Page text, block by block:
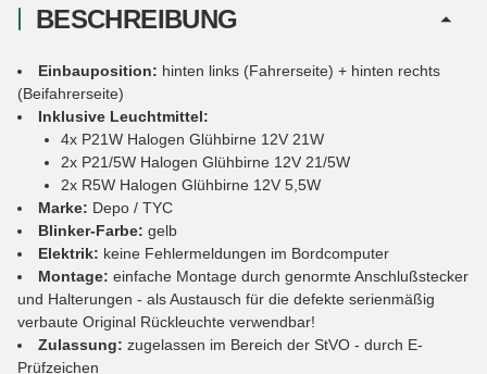
BESCHREIBUNG
Einbauposition: hinten links (Fahrerseite) + hinten rechts
(Beifahrerseite)
Inklusive Leuchtmittel:
4x P21W Halogen Glühbirne 12V 21W
2x P21/5W Halogen Glühbirne 12V 21/5W
2x R5W Halogen Glühbirne 12V 5,5W
Marke: Depo / TYC
Blinker-Farbe: gelb
Elektrik: keine Fehlermeldungen im Bordcomputer
Montage: einfache Montage durch genormte Anschlußstecker
und Halterungen - als Austausch für die defekte serienmäßig
verbaute Original Rückleuchte verwendbar!
Zulassung: zugelassen im Bereich der StVO - durch E-
Prüfzeichen